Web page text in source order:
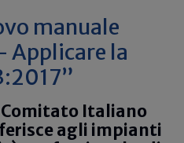
manuale
Applicare la
Comitato Italiano
agli impianti